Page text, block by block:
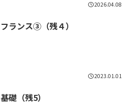
2026.04.08
フランス③（残４）
2023.01.01
基礎（残5）